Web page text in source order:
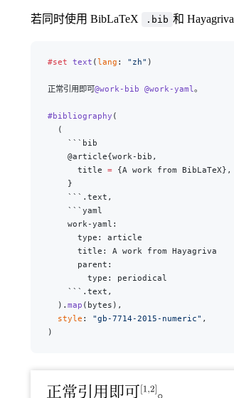
若同时使用 BibLaTeX .bib 和 Hayagriva
#set text (lang : "zh" )
正常引用即可@work-bib @work-yaml。
#bibliography (
  (
    ```bib
    @article{work-bib,
      title
= {A work from BibLaTeX},
    }
    ```.text,
    ```yaml
    work-yaml:
      type: article
      title: A work from Hayagriva
      parent:
        type: periodical
    ```.text,
  ).
map (bytes),
  style
: "gb-7714-2015-numeric" ,
)